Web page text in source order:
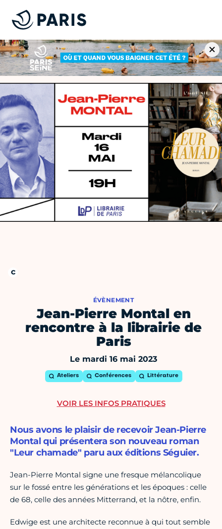
ÉVÈNEMENT
Jean-Pierre Montal en
rencontre à la librairie de
Paris
Le mardi 16 mai 2023
Ateliers Conférences Littérature
Nous avons le plaisir de recevoir Jean-Pierre
Montal qui présentera son nouveau roman
"Leur chamade" paru aux éditions Séguier.
Jean-Pierre Montal signe une fresque mélancolique
sur le fossé entre les générations et les époques : celle
de 68, celle des années Mitterrand, et la nôtre, enfin.
Edwige est une architecte reconnue à qui tout semble
VOIR LES INFOS PRATIQUES